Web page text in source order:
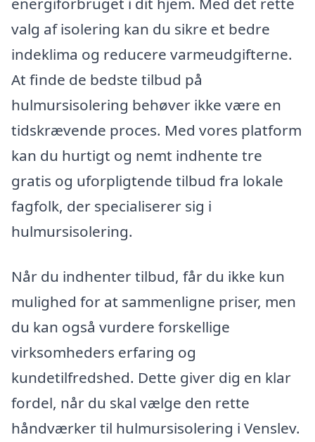
valg af isolering kan du sikre et bedre
indeklima og reducere varmeudgifterne.
At finde de bedste tilbud på
hulmursisolering behøver ikke være en
tidskrævende proces. Med vores platform
kan du hurtigt og nemt indhente tre
gratis og uforpligtende tilbud fra lokale
fagfolk, der specialiserer sig i
hulmursisolering.
Når du indhenter tilbud, får du ikke kun
mulighed for at sammenligne priser, men
du kan også vurdere forskellige
virksomheders erfaring og
kundetilfredshed. Dette giver dig en klar
fordel, når du skal vælge den rette
håndværker til hulmursisolering i Venslev.